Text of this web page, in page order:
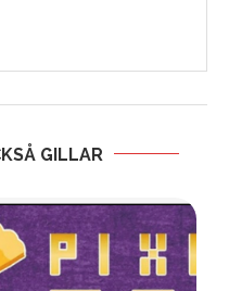
GILLAR